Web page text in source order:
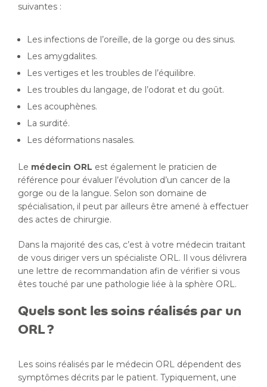
suivantes :
Les infections de l’oreille, de la gorge ou des sinus.
Les amygdalites.
Les vertiges et les troubles de l’équilibre.
Les troubles du langage, de l’odorat et du goût.
Les acouphènes.
La surdité.
Les déformations nasales.
Le médecin ORL est également le praticien de
référence pour évaluer l’évolution d’un cancer de la
gorge ou de la langue. Selon son domaine de
spécialisation, il peut par ailleurs être amené à effectuer
des actes de chirurgie.
Dans la majorité des cas, c’est à votre médecin traitant
de vous diriger vers un spécialiste ORL. Il vous délivrera
une lettre de recommandation afin de vérifier si vous
êtes touché par une pathologie liée à la sphère ORL.
Quels sont les soins réalisés par un
ORL ?
Les soins réalisés par le médecin ORL dépendent des
symptômes décrits par le patient. Typiquement, une